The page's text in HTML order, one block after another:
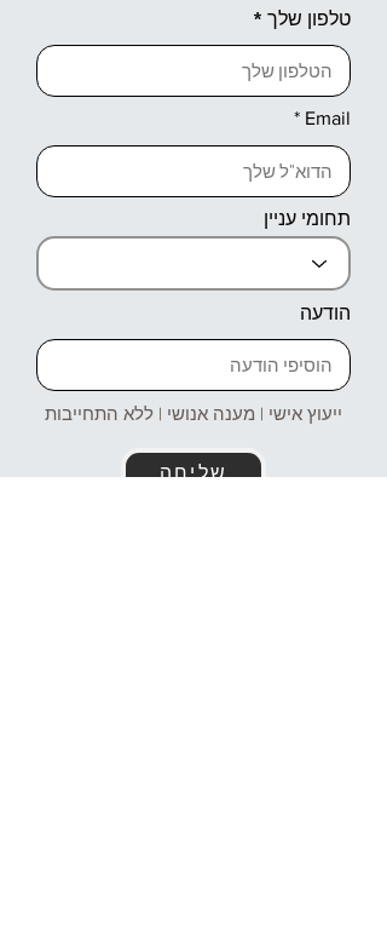
טלפון שלך
Email
תחומי עניין
הודעה
ייעוץ אישי | מענה אנושי | ללא התחייבות
שליחה